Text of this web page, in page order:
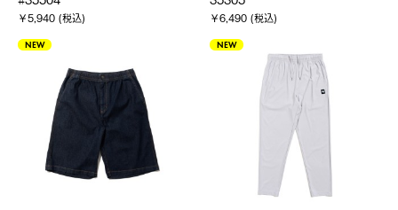
￥5,940 (税込) ￥6,490 (税込)
NEW NEW